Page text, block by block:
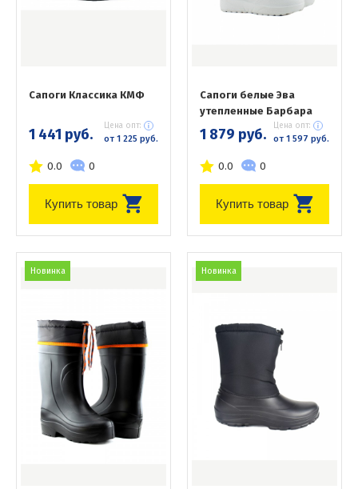
Сапоги Классика КМФ
1 441 руб. Цена опт:
от 1 225 руб.
0.0 0
Купить товар
Сапоги белые Эва
утепленные Барбара
1 879 руб. Цена опт:
от 1 597 руб.
0.0 0
Купить товар
Новинка Новинка